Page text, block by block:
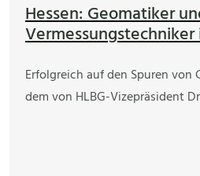
Hessen: Geomatiker
Vermessungstechniker
Erfolgreich auf den Spuren von
dem von HLBG-Vizepräsident